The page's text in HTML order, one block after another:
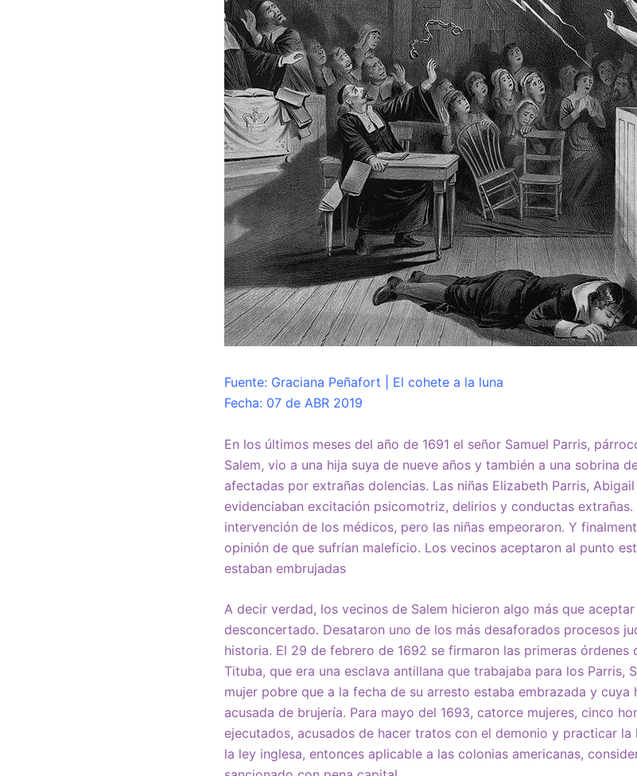
Fuente: Graciana Peñafort | El cohete a la luna
Fecha: 07 de ABR 2019
En los últimos meses del año de 1691 el señor Samuel Parris,
Salem, vio a una hija suya de nueve años y también a una sobrina
afectadas por extrañas dolencias. Las niñas Elizabeth Parris,
evidenciaban excitación psicomotriz, delirios y conductas
intervención de los médicos, pero las niñas empeoraron. Y
opinión de que sufrían maleficio. Los vecinos aceptaron al punto
estaban embrujadas
A decir verdad, los vecinos de Salem hicieron algo más que
desconcertado. Desataron uno de los más desaforados procesos
historia. El 29 de febrero de 1692 se firmaron las primeras órdenes
Tituba, que era una esclava antillana que trabajaba para los Parris,
mujer pobre que a la fecha de su arresto estaba embrazada y cuya
acusada de brujería. Para mayo del 1693, catorce mujeres, cinco
ejecutados, acusados de hacer tratos con el demonio y practicar la
la ley inglesa, entonces aplicable a las colonias americanas,